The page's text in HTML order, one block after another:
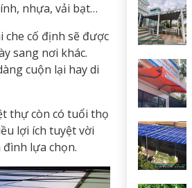
nhựa, vải bạt…
che cố định sẽ được
sang nơi khác.
cuộn lại hay di
thự còn có tuổi thọ
lợi ích tuyệt vời
lựa chọn.